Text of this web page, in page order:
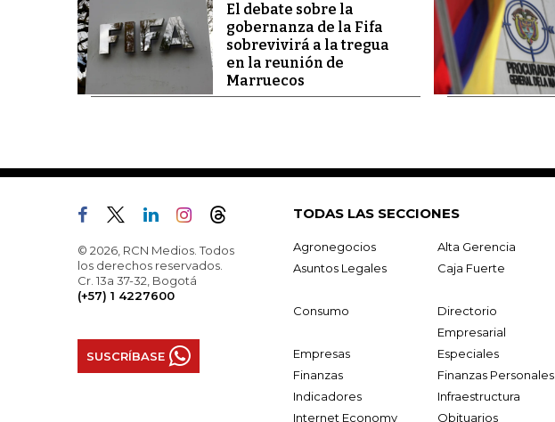
El debate sobre la
gobernanza de la Fifa
sobrevivirá a la tregua
en la reunión de
Marruecos
© 2026, RCN Medios. Todos
los derechos reservados.
Cr. 13a 37-32, Bogotá
(+57) 1 4227600
SUSCRÍBASE
TODAS LAS SECCIONES
Agronegocios Alta Gerencia
Asuntos Legales
Caja Fuerte
Consumo
Directorio
Empresarial
Empresas Especiales
Finanzas
Finanzas Personales
Indicadores
Infraestructura
Internet Economy
Obituarios